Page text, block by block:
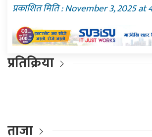
प्रकाशित मिति : November 3, 2025 at
प्रतिक्रिया
ताजा